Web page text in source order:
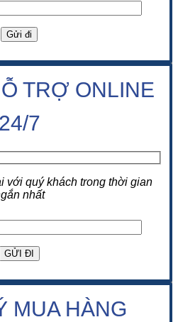
TRỢ ONLINE
24/7
với quý khách trong thời gian
nhất
MUA HÀNG